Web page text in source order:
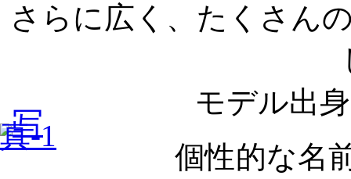
さらに広く、たくさん
モデル出
個性的な名